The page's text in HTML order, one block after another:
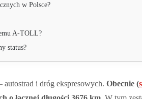
w Polsce?
A-TOLL?
status?
autostrad i dróg ekspresowych.Obecnie (